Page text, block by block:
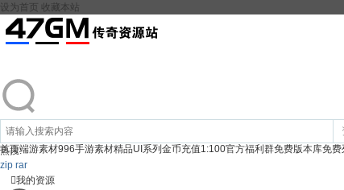
设为首页 收藏本站
热搜:
zip rar
首页端游素材996手游素材精品UI系列 金币充值1:100官方福利群免费版本库免费
我的资源